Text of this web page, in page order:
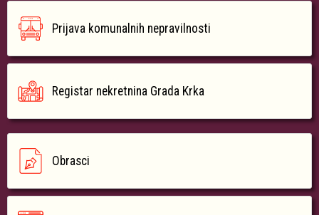
Prijava komunalnih nepravilnosti
Registar nekretnina Grada Krka
Obrasci